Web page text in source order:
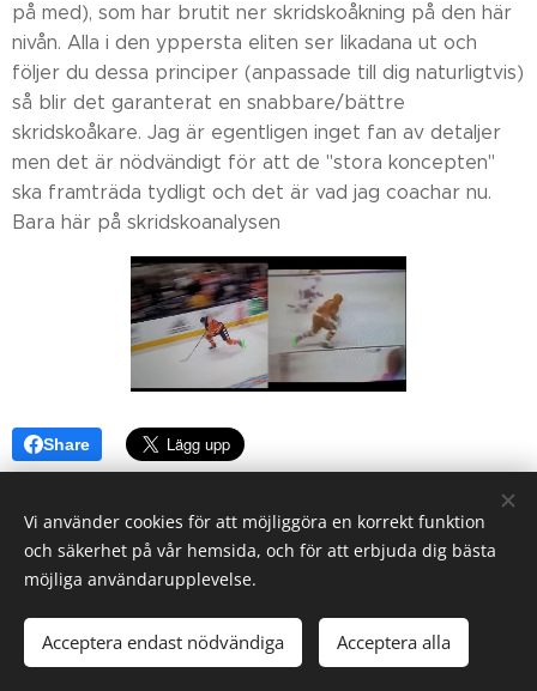
på med), som har brutit ner skridskoåkning på den här
nivån. Alla i den yppersta eliten ser likadana ut och
följer du dessa principer (anpassade till dig naturligtvis)
så blir det garanterat en snabbare/bättre
skridskoåkare. Jag är egentligen inget fan av detaljer
men det är nödvändigt för att de "stora koncepten"
ska framträda tydligt och det är vad jag coachar nu.
Bara här på skridskoanalysen👊
Share
© 2023 Alla rättigheter reserverade.
Skapad medWebnode Cookies
Vi använder cookies för att möjliggöra en korrekt funktion
och säkerhet på vår hemsida, och för att erbjuda dig bästa
möjliga användarupplevelse.
Acceptera endast nödvändiga Acceptera alla